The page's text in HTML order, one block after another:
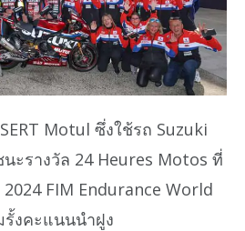
Motul ซึ่งใช้รถ Suzuki
ะรางวัล 24 Heures Motos ที่
FIM Endurance World
งคะแนนนำฝูง